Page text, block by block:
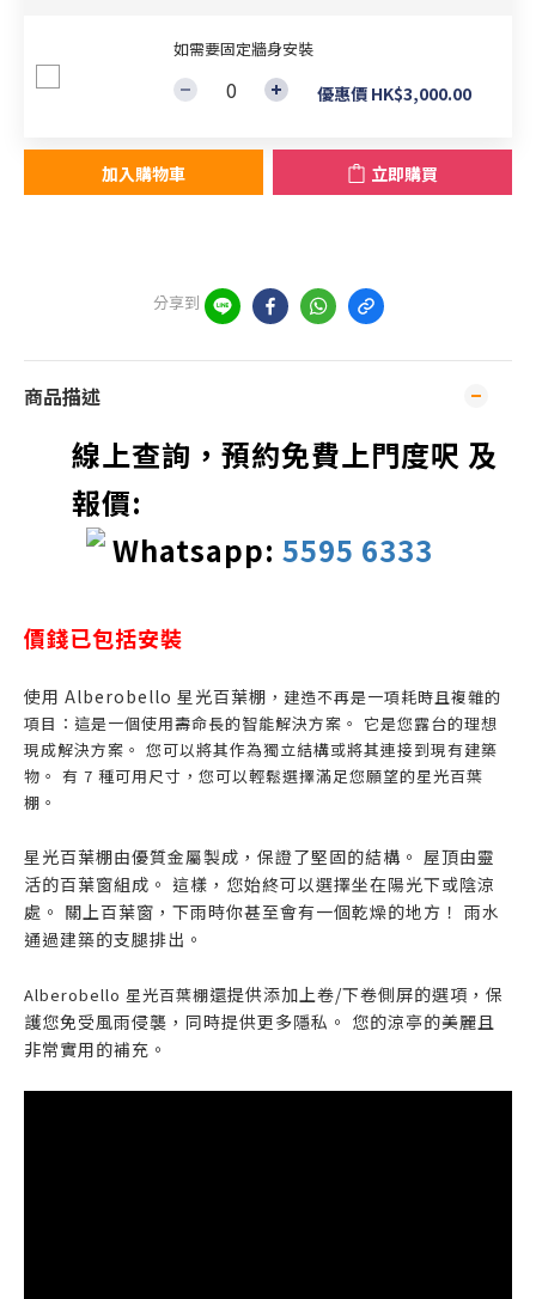
如需要固定牆身安裝
優惠價 HK$3,000.00
加入購物車 立即購買
分享到
商品描述
線上查詢，預約免費上門度呎 及
報價:
Whatsapp: 5595 6333
價錢已包括安裝
使用 Alberobello 星光百葉棚 ，建造不再是一項耗時且複雜的
項目：這是一個使用壽命長的智能解決方案。 它是您露台的理想
現成解決方案。 您可以將其作為獨立結構或將其連接到現有建築
物。 有 7 種可用尺寸，您可以輕鬆選擇滿足您願望的星光百葉
棚。
星光百葉棚由優質金屬製成，保證了堅固的結構。 屋頂由靈
活的百葉窗組成。 這樣，您始終可以選擇坐在陽光下或陰涼
處。 關上百葉窗，下雨時你甚至會有一個乾燥的地方！ 雨水
通過建築的支腿排出。
Alberobello 星光百葉棚還提供添加上卷/下卷側屏的選項，保
護您免受風雨侵襲，同時提供更多隱私。 您的涼亭的美麗且
非常實用的補充。